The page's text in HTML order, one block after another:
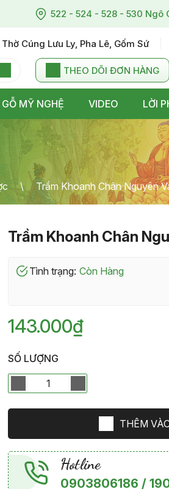
522 - 524 - 528 - 530 Ngô
Cúng Lưu Ly, Pha Lê, Gốm Sứ
THEO DÕI ĐƠN HÀNG
MỸ NGHỆ VIDEO LỜI
Trầm Khoanh Chân Nguyên
Trầm Khoanh Chân
Tình trạng: Còn Hàng
143.000₫
SỐ LƯỢNG
THÊM
Hotline
0903806186 /